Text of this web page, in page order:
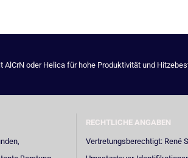
oder Helica für hohe Produktivität und
RECHTLICHE ANGABEN
Vertretungsberechtigt: René